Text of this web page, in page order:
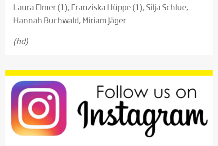
Laura Elmer (1), Franziska Hüppe (1), Silja Schlue,
Hannah Buchwald, Miriam Jäger
(hd)